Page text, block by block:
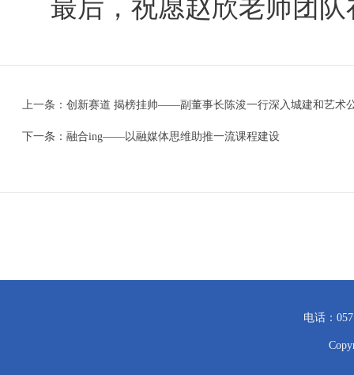
最后，祝愿赵欣老师团队
上一条： 创新赛道 揭榜挂帅——副董事长陈浚一行深入城建和艺术
下一条： 融合ing——以融媒体思维助推一流课程建设
电话：